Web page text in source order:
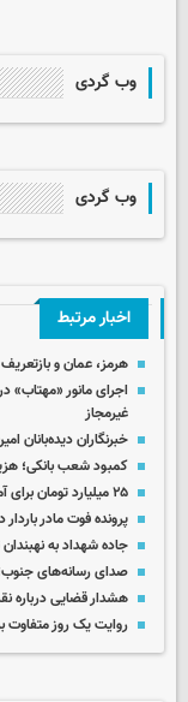
وب گردی
وب گردی
اخبار مرتبط
هرمز، عمان و
غیرمجاز ‌
خبرنگاران دیده‌بانان
کمبود شعب بانکی؛
۲۵ میلیارد تومان برای آموزش‌وپرورش رفسنجان اختصاص یافت
پرونده فوت مادر
جاده شهداد به نهبندان
صدای رسانه‌های
هشدار قضایی درباره
روایت یک روز متفاوت